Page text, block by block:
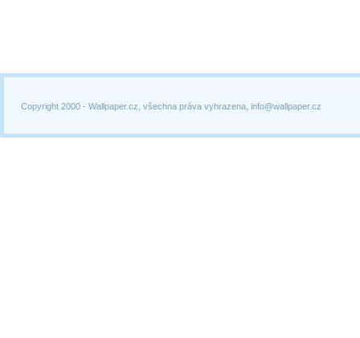
Copyright 2000 - Wallpaper.cz, všechna práva vyhrazena, info@wallpaper.cz